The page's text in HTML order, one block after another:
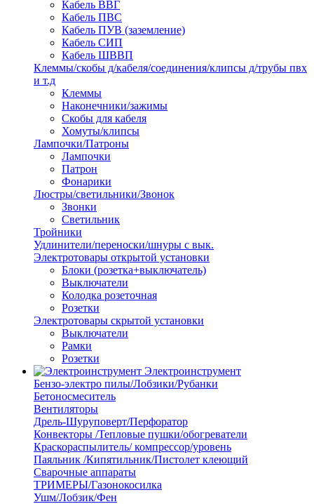
Кабель ВВГ
Кабель ПВС
Кабель ПУВ (заземление)
Кабель СИП
Кабель ШВВП
Клеммы/скобы д/кабеля/соединения/клипсы д/трубы пвх
и т.д
Клеммы
Наконечники/зажимы
Скобы для кабеля
Хомуты/клипсы
Лампочки/Патроны
Лампочки
Патрон
Фонарики
Люстры/светильники/Звонок
Звонки
Светильник
Тройники
Удлинители/переноски/шнуры с вык.
Электротовары открытой установки
Блоки (розетка+выключатель)
Выключатели
Колодка розеточная
Розетки
Электротовары скрытой установки
Выключатели
Рамки
Розетки
Электроинструмент
Бензо-электро пилы/Лобзики/Рубанки
Бетоносмеситель
Вентиляторы
Дрель-Шуруповерт/Перфоратор
Конвекторы /Тепловые пушки/обогреватели
Краскораспылитель/ компрессор/уровень
Паяльник /Кипятильник/Пистолет клеющий
Сварочные аппараты
ТРИМЕРЫ/Газонокосилка
Ушм/Лобзик/Фен